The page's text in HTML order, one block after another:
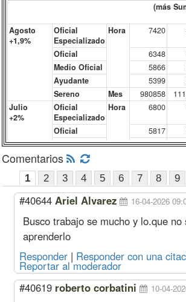
(más
Agosto
+1,9%
Oficial
Especializado
Hora 7420
Oficial 6348
Medio Oficial
5866
Ayudante
5399
Sereno
Mes 980858
Julio
+2%
Oficial
Especializado
Hora 6800
Oficial 5817
Medio Oficial
5375
Ayudante
Sereno
Mes 898817
Junio
+2,1%
Oficial
Especializado
Hora 6666
Oficial 5703
Medio Oficial
5270
Ayudante
Acuerdo Marzo 2026
(más
Comentarios
1 2 3 4 5 6 7 8 9
#40644 Ariel Alvarez 16-04-2026
Busco trabajo se mucho y lo.que no
aprenderlo
Responder | Responder con una
Reportar al moderador
#40619 roberto corbatini 10-04-